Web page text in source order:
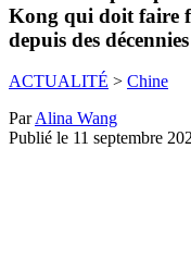
Kong qui doit faire
depuis des décennies
ACTUALITÉ > Chine
ParAlina Wang
Publié le 11 septembre